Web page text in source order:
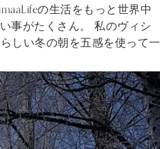
の生活をもっと世界中
事がたくさん。 私のヴィシ
しい冬の朝を五感を使って一